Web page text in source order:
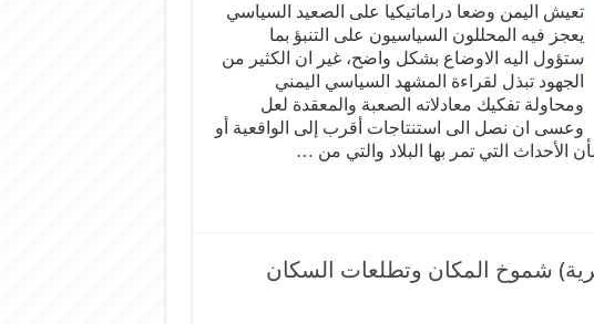
تعيش اليمن وضعا دراماتيكيا على الصعيد السياسي
يعجز فيه المحللون السياسيون على التنبؤ بما
ستؤول اليه الاوضاع بشكل واضح، غير ان الكثير من
الجهود تبذل لقراءة المشهد السياسي اليمني
ومحاولة تفكيك معادلاته الصعبة والمعقدة لعل
وعسى ان نصل الى استنتاجات أقرب إلى الواقعية أو
الأحداث التي تمر بها البلاد والتي من …
شموخ المكان وتطلعات السكان